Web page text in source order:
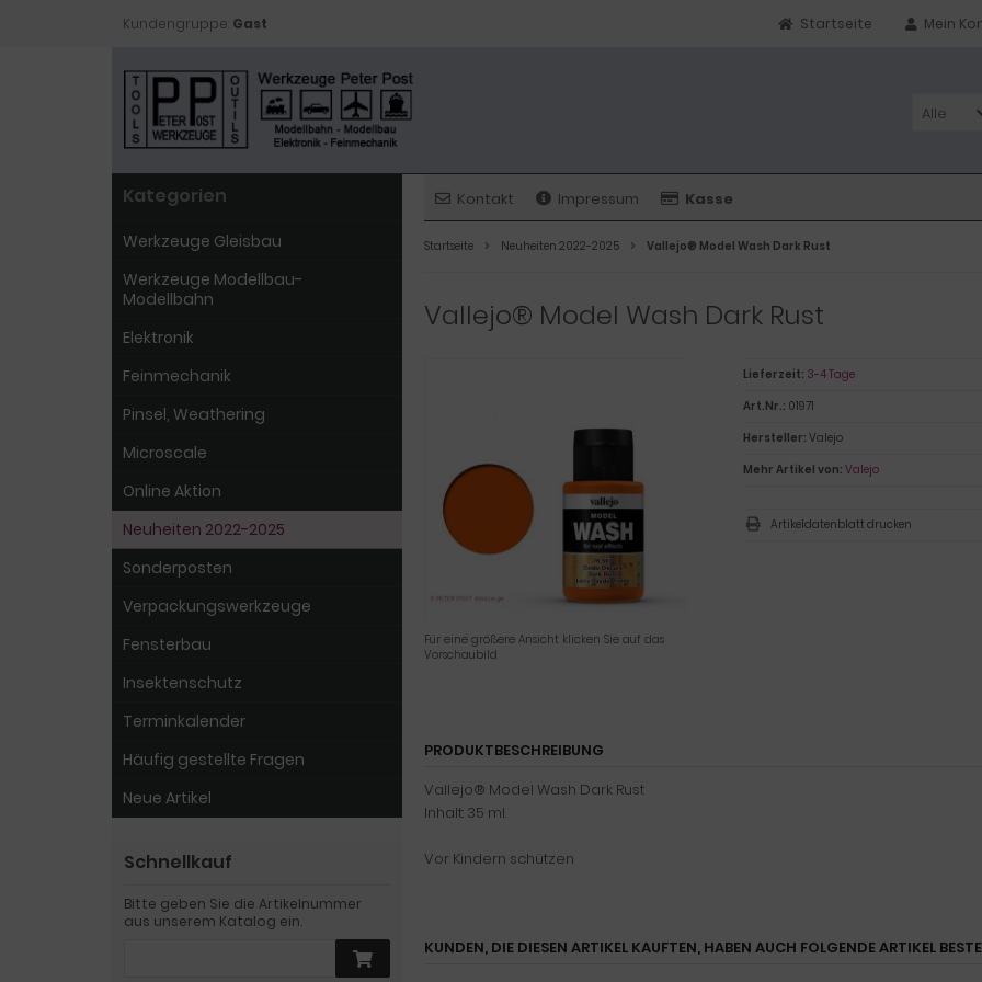
Kundengruppe: Gast Mein
Startseite
Alle
Kontakt Impressum Kasse
Startseite Neuheiten 2022-2025 Vallejo® Model Wash Dark Rust
Vallejo® Model Wash Dark Rust
Für eine größere Ansicht klicken Sie auf das
Vorschaubild
Lieferzeit: 3-4 Tage
Art.Nr.: 01971
Hersteller: Valejo
Mehr Artikel von: Valejo
Artikeldatenblatt drucken
PRODUKTBESCHREIBUNG
Vallejo® Model Wash Dark Rust
Inhalt: 35 ml.
Vor Kindern schützen
KUNDEN, DIE DIESEN ARTIKEL KAUFTEN, HABEN AUCH FOLGENDE ARTIKEL
Kategorien
Werkzeuge Gleisbau
Werkzeuge Modellbau-
Modellbahn
Elektronik
Feinmechanik
Pinsel, Weathering
Microscale
Online Aktion
Neuheiten 2022-2025
Sonderposten
Verpackungswerkzeuge
Fensterbau
Insektenschutz
Terminkalender
Häufig gestellte Fragen
Neue Artikel
Schnellkauf
Bitte geben Sie die Artikelnummer
aus unserem Katalog ein.